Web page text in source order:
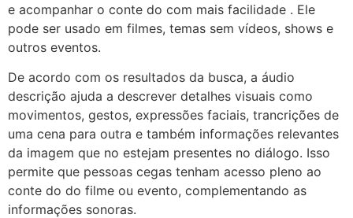
e acompanhar o conte do com mais facilidade . Ele
pode ser usado em filmes, temas sem vídeos, shows e
outros eventos.
De acordo com os resultados da busca, a áudio
descrição ajuda a descrever detalhes visuais como
movimentos, gestos, expressões faciais, trancrições de
uma cena para outra e também informações relevantes
da imagem que no estejam presentes no diálogo. Isso
permite que pessoas cegas tenham acesso pleno ao
conte do do filme ou evento, complementando as
informações sonoras.